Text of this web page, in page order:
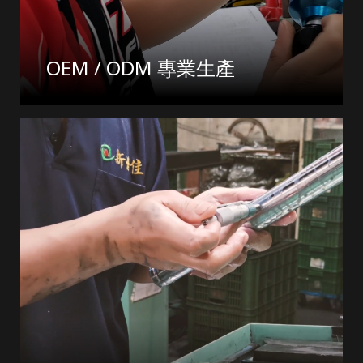
OEM / ODM 專業生產